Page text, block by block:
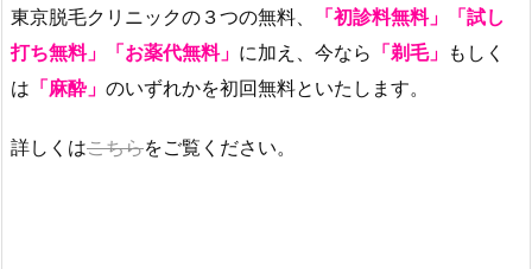
東京脱毛クリニックの３つの無料、
「初診料無料」「試し
打ち無料」「お薬代無料」 に加え、 今なら 「剃毛」 もしく
は 「麻酔」 のいずれかを初回無料といたします。
詳しくはこちらをご覧ください。